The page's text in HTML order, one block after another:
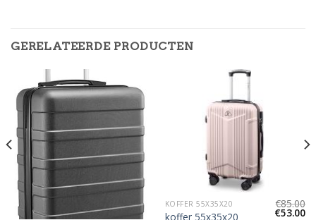
GERELATEERDE PRODUCTEN
KOFFER 55X35X20
koffer 55x35x20
€85.00
€53.00